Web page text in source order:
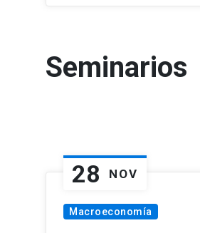
Seminarios
28 NOV
Macroeconomía